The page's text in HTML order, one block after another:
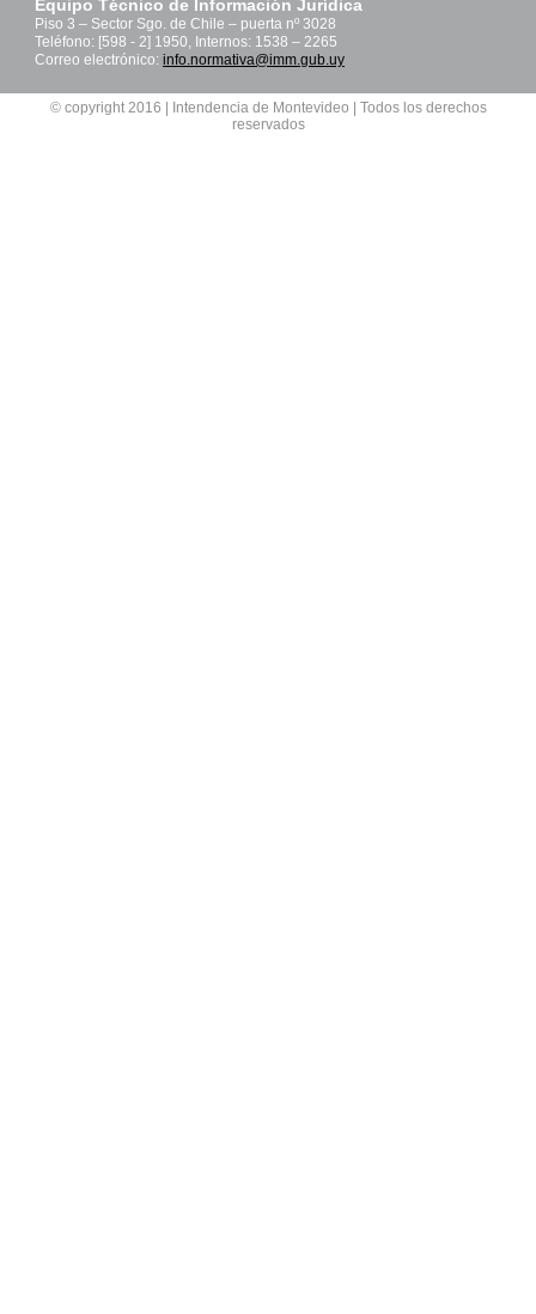
Equipo Técnico de Información Jurídica
Piso 3 – Sector Sgo. de Chile – puerta nº 3028
Teléfono: [598 - 2] 1950, Internos: 1538 – 2265
Correo electrónico: info.normativa@imm.gub.uy
© copyright 2016 | Intendencia de Montevideo | Todos los derechos
reservados